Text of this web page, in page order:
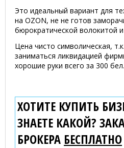
Это идеальный вариант для
на OZON, не не готов
бюрократической волокитой
Цена чисто символическая,
заниматься ликвидацией
хорошие руки всего за 300
ХОТИТЕ КУПИТЬ
ЗНАЕТЕ КАКОЙ?
БРОКЕРА БЕСПЛАТНО